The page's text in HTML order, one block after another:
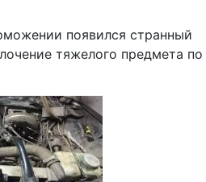
появился странный
тяжелого предмета по